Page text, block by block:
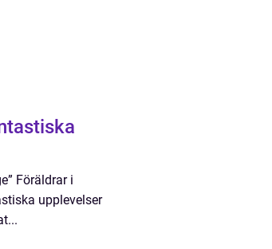
Föräldrar i
upplevelser